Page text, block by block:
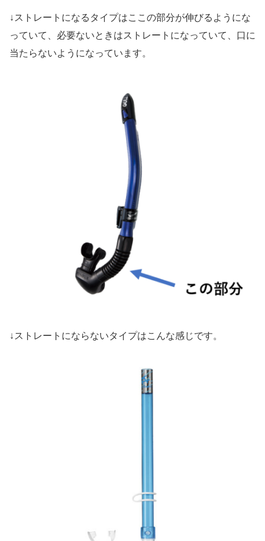
↓ストレートになるタイプはここの部分が伸びるようにな
っていて、必要ないときはストレートになっていて、口に
当たらないようになっています。
↓ストレートにならないタイプはこんな感じです。